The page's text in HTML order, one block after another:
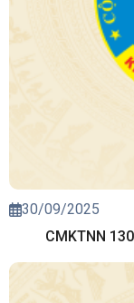
30/09/2025
CMKTNN